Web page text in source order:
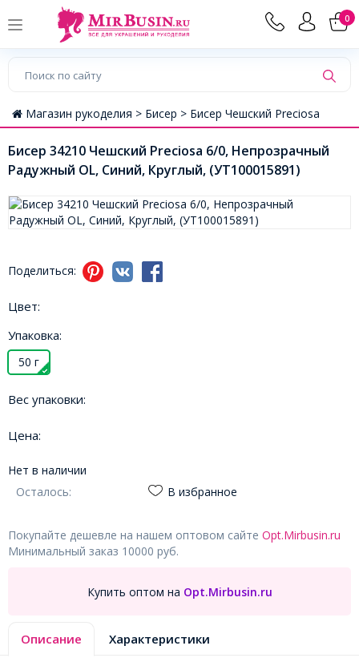
0
Магазин рукоделия > Бисер > Бисер Чешский Preciosa
Бисер 34210 Чешский Preciosa 6/0, Непрозрачный
Радужный OL, Синий, Круглый, (УТ100015891)
Поделиться:
Цвет:
Упаковка:
50 г
Вес упаковки:
Цена:
Нет в наличии
Осталось:
В избранное
Покупайте дешевле на нашем оптовом сайте Opt.Mirbusin.ru
Минимальный заказ 10000 руб.
Купить оптом на Opt.Mirbusin.ru
Описание Характеристики